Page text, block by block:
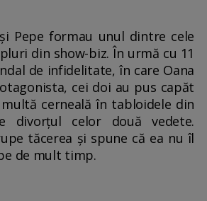
Pepe formau unul dintre cele
din show-biz. În urmă cu 11
de infidelitate, în care Oana
cei doi au pus capăt
multă cerneală în tabloidele din
divorțul celor două vedete.
tăcerea și spune că ea nu îl
de mult timp.